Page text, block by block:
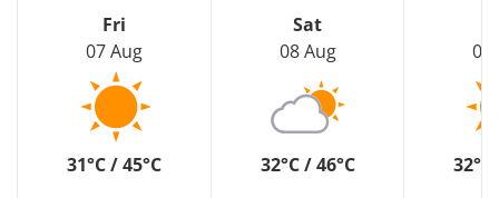
Fri
07 Aug
31°C / 45°C
Sat
08 Aug
32°C / 46°C
09
32°C